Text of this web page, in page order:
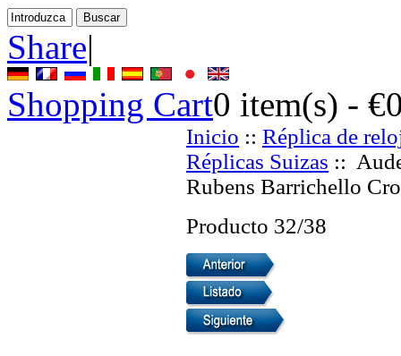
Share|
Shopping Cart0 item(s) -
Inicio :: Réplica de
Réplicas Suizas ::
Rubens Barrichello
Producto 32/38